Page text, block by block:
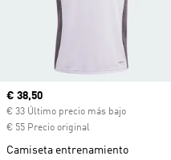
Precio actual
€ 38,50
€ 33 Último precio más bajo
€ 55 Precio original
Camiseta entrenamiento